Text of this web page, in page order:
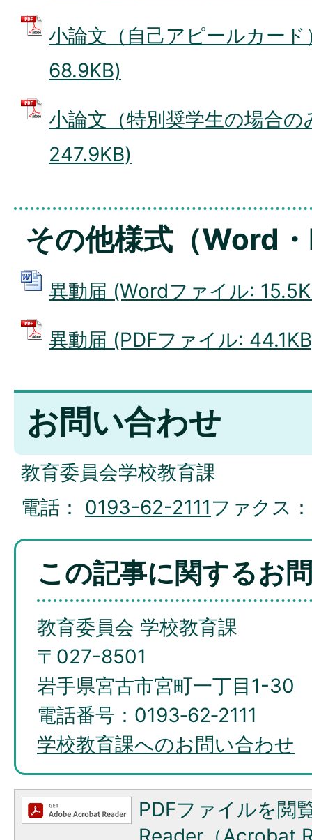
小論文（自己アピールカー
68.9KB)
小論文（特別奨学生の場合
247.9KB)
その他様式（Word
異動届 (Wordファイル:
異動届 (PDFファイル:
お問い合わせ
教育委員会学校教育課
電話： 0193-62-2111ファクス
この記事に関するお
教育委員会 学校教育課
〒027-8501
岩手県宮古市宮町一丁目1-30
電話番号：0193‐62‐2111
学校教育課へのお問い合わせ
PDFファイルを閲